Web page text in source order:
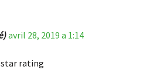
avril 28, 2019 a 1:14
rating